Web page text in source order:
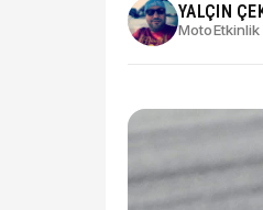
YALÇIN
MotoEtkinlik